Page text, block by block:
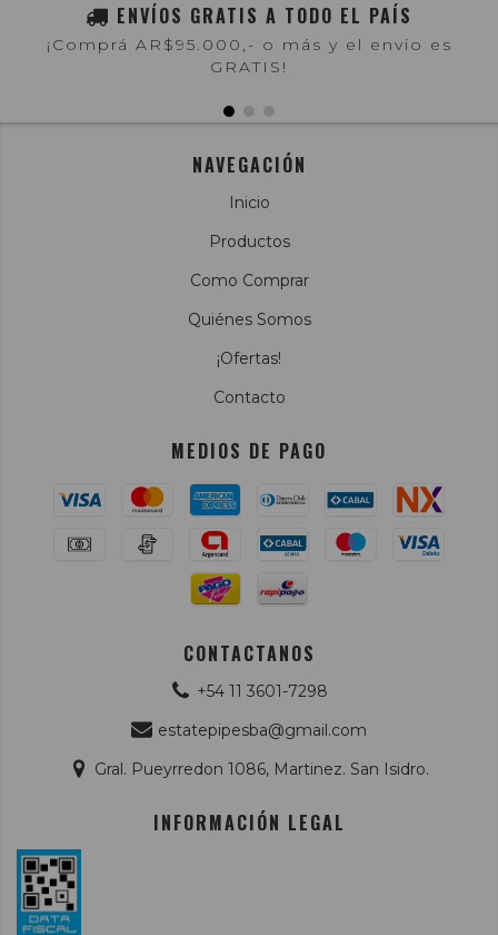
ENVÍOS GRATIS A TODO EL PAÍS
¡Comprá AR$95.000,- o más y el envio es
GRATIS!
NAVEGACIÓN
Inicio
Productos
Como Comprar
Quiénes Somos
¡Ofertas!
Contacto
MEDIOS DE PAGO
CONTACTANOS
+54 11 3601-7298
estatepipesba@gmail.com
Gral. Pueyrredon 1086, Martinez. San Isidro.
INFORMACIÓN LEGAL